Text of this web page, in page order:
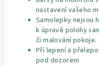
nastavení vašeho
Samolepky nejsou
k úpravě polohy
či malování pokoje.
Při lepení a
pod dozorem